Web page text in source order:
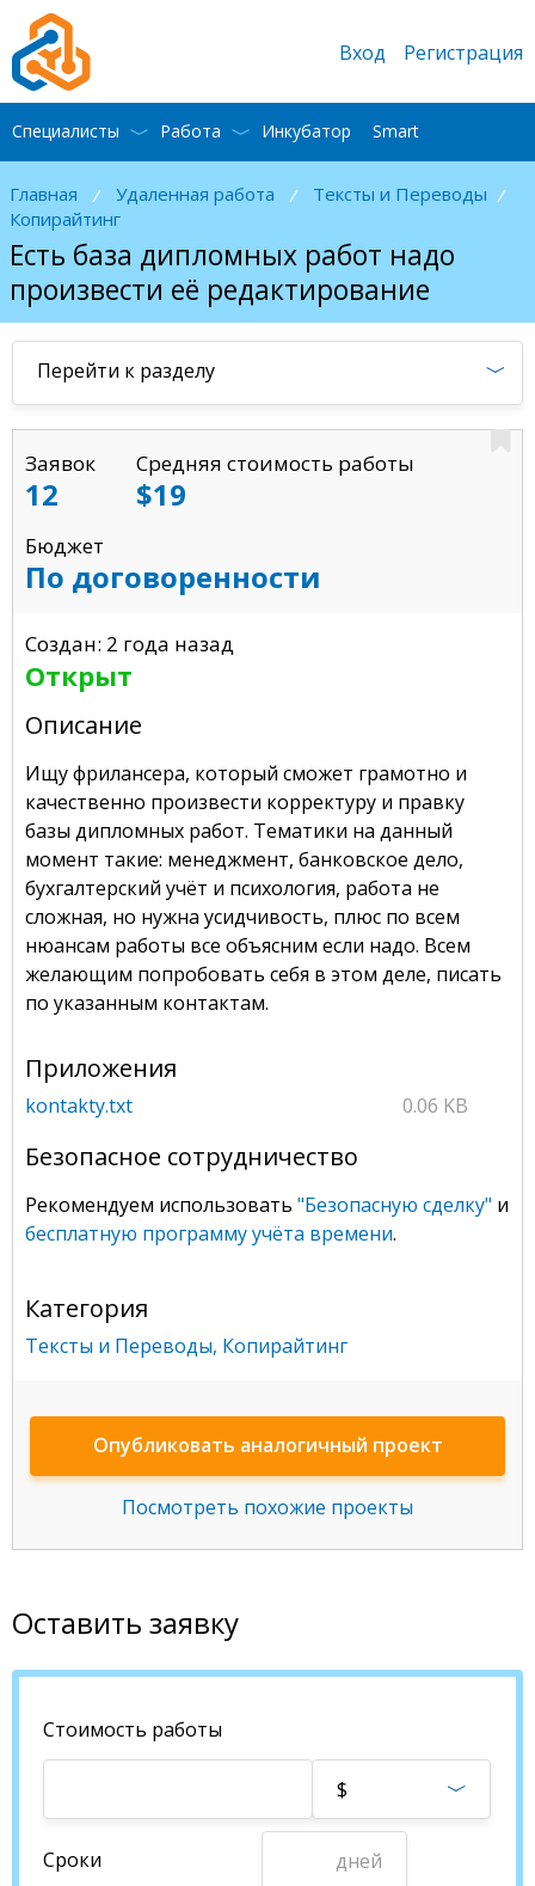
Главная / Удаленная работа / Тексты и Переводы /
Копирайтинг
Есть база дипломных работ надо
произвести её редактирование
Перейти к разделу
Заявок
12
Средняя стоимость работы
$19
Бюджет
По договоренности
Создан: 2 года назад
Открыт
Описание
Ищу фрилансера, который сможет грамотно и
качественно произвести корректуру и правку
базы дипломных работ. Тематики на данный
момент такие: менеджмент, банковское дело,
бухгалтерский учёт и психология, работа не
сложная, но нужна усидчивость, плюс по всем
нюансам работы все объясним если надо. Всем
желающим попробовать себя в этом деле, писать
по указанным контактам.
Приложения
kontakty.txt 0.06 KB
Безопасное сотрудничество
Рекомендуем использовать "Безопасную сделку" и
бесплатную программу учёта времени.
Категория
Тексты и Переводы, Копирайтинг
Опубликовать аналогичный проект
Посмотреть похожие проекты
Оставить заявку
Стоимость работы
$
Сроки дней
Вход Регистрация
Специалисты Работа Инкубатор Smart